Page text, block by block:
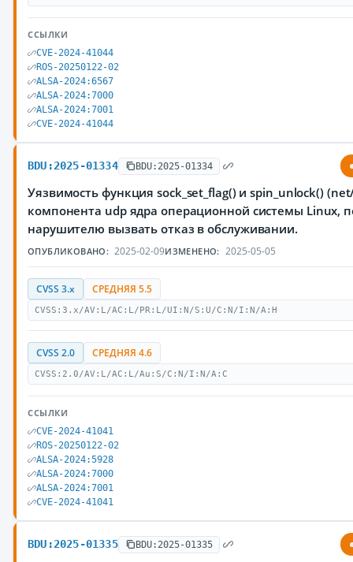
ССЫЛКИ
CVE-2024-41044
ROS-20250122-02
ALSA-2024:6567
ALSA-2024:7000
ALSA-2024:7001
CVE-2024-41044
BDU:2025-01334 BDU:2025-01334
Уязвимость функция sock_set_flag() и spin_unlock()
компонента udp ядра операционной системы Linux,
нарушителю вызвать отказ в обслуживании.
ОПУБЛИКОВАНО: 2025-02-09ИЗМЕНЕНО: 2025-05-05
CVSS 3.x СРЕДНЯЯ 5.5
CVSS:3.x/AV:L/AC:L/PR:L/UI:N/S:U/C:N/I:N/A:H
CVSS 2.0 СРЕДНЯЯ 4.6
CVSS:2.0/AV:L/AC:L/Au:S/C:N/I:N/A:C
ССЫЛКИ
CVE-2024-41041
ROS-20250122-02
ALSA-2024:5928
ALSA-2024:7000
ALSA-2024:7001
CVE-2024-41041
BDU:2025-01335 BDU:2025-01335